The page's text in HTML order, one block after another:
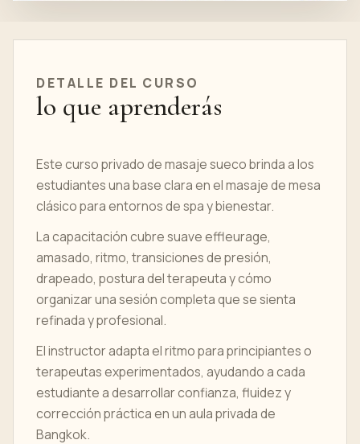
DETALLE DEL CURSO
lo que aprenderás
Este curso privado de masaje sueco brinda a los
estudiantes una base clara en el masaje de mesa
clásico para entornos de spa y bienestar.
La capacitación cubre suave effleurage,
amasado, ritmo, transiciones de presión,
drapeado, postura del terapeuta y cómo
organizar una sesión completa que se sienta
refinada y profesional.
El instructor adapta el ritmo para principiantes o
terapeutas experimentados, ayudando a cada
estudiante a desarrollar confianza, fluidez y
corrección práctica en un aula privada de
Bangkok.